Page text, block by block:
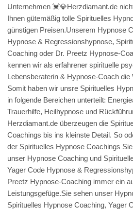
Unternehmen 💓️💎Herzdiamant.de
Ihnen gütemäßig tolle Spirituelles
günstigen Preisen.Unserem Hypnose
Hypnose & Regressionshypnose,
Coaching oder Dr. Preetz Hypnose-
kennen wir als erfahrener spirituelle
Lebensberaterin & Hypnose-Coach die
Somit haben wir unsre Spirituelles
in folgende Bereichen unterteilt:
Trauerhilfe, Heilhypnose und
Herzdiamant.de überzeugen die
Coachings bis ins kleinste Detail. So
der Spirituelles Hypnose Coachings
unser Hypnose Coaching und
Yager Code Hypnose &
Preetz Hypnose-Coaching immer ein
Leistungsgefüge.Sie sehen unser
Spirituelles Hypnose Coaching, Yager